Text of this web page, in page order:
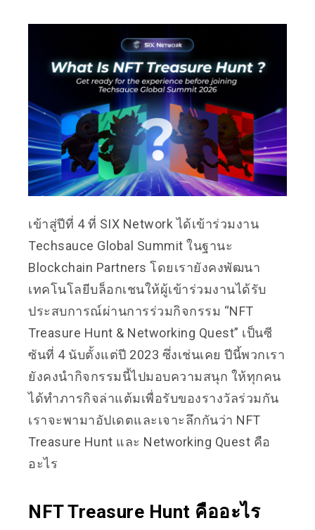
เข้าสู่ปีที่ 4 ที่ SIX Network ได้เข้าร่วมงาน
Techsauce Global Summit ในฐานะ
Blockchain Partners โดยเรายังคงพัฒนา
เทคโนโลยีบล็อกเชนให้ผู้เข้าร่วมงานได้รับ
ประสบการณ์ผ่านการร่วมกิจกรรม “NFT
Treasure Hunt & Networking Quest” เป็นซี
ซันที่ 4 นับตั้งแต่ปี 2023 ซึ่งเช่นเคย ปีนี้พวกเรา
ยังคงนำกิจกรรมนี้ไปมอบความสนุก ให้ทุกคน
ได้ทำภารกิจล่าแต้มเพื่อรับของรางวัลร่วมกัน
เราจะพามาอัปเดตและเจาะลึกกันว่า NFT
Treasure Hunt และ Networking Quest คือ
อะไร
NFT Treasure Hunt คืออะไร